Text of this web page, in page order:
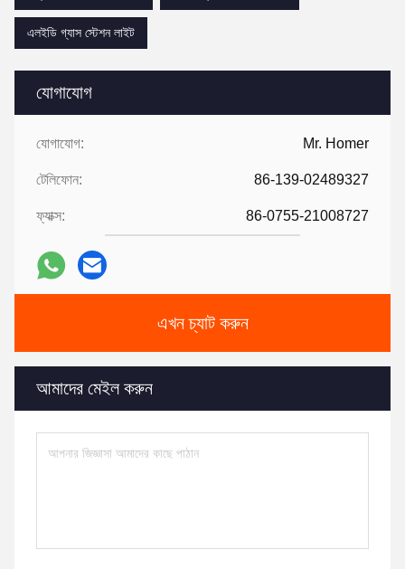
যোগাযোগ
যোগাযোগ: Mr. Homer
টেলিফোন: 86-139-02489327
ফ্যাক্স: 86-0755-21008727
এখন চ্যাট করুন
আমাদের মেইল করুন
এলইডি গ্যাস স্টেশন লাইট